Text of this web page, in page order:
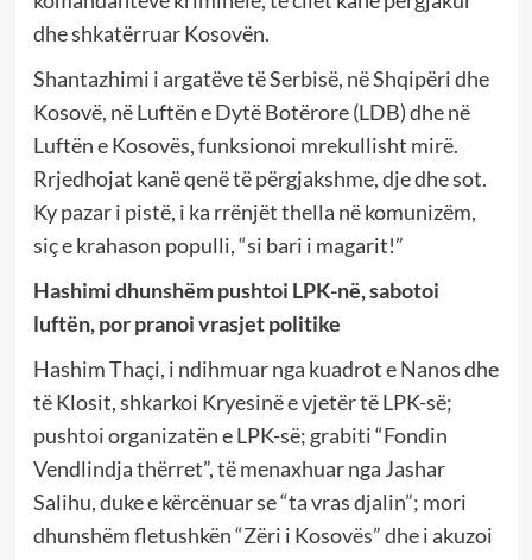
dhe shkatërruar Kosovën.
Shantazhimi i argatëve të Serbisë, në Shqipëri dhe
Kosovë, në Luftën e Dytë Botërore (LDB) dhe në
Luftën e Kosovës, funksionoi mrekullisht mirë.
Rrjedhojat kanë qenë të përgjakshme, dje dhe sot.
Ky pazar i pistë, i ka rrënjët thella në komunizëm,
siç e krahason populli, “si bari i magarit!”
Hashimi dhunshëm pushtoi LPK-në,sabotoi
luftën, por pranoi vrasjet politike
Hashim Thaçi, i ndihmuar nga kuadrot e Nanos dhe
të Klosit, shkarkoi Kryesinë e vjetër të LPK-së;
pushtoi organizatën e LPK-së; grabiti “Fondin
Vendlindja thërret”, të menaxhuar nga Jashar
Salihu, duke e kërcënuar se “ta vras djalin”; mori
dhunshëm fletushkën “Zëri i Kosovës” dhe i akuzoi